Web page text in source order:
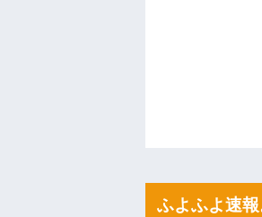
「2年間、たぶ
告白してきた
ら夜を拒否する
ハードオフに
後続車にクラク
んだ！降りてこい
ふよふよ速